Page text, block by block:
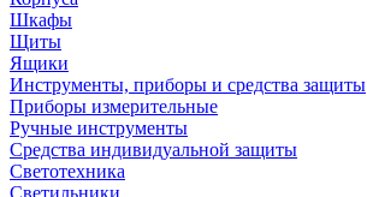
Шкафы
Щиты
Ящики
Инструменты, приборы и средства защиты
Приборы измерительные
Ручные инструменты
Средства индивидуальной защиты
Светотехника
Светильники